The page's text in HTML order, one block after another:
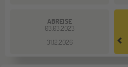
ABREISE
03.03.2023
-
31.12.2026